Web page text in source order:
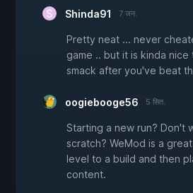
Shinda91 7 जन.
Pretty neat ... never
game .. but it is kinda
smack after you've beat
oogiebooge56 5 सित.
Starting a new run? Don't
scratch? WeMod is a
level to a build and then
content.